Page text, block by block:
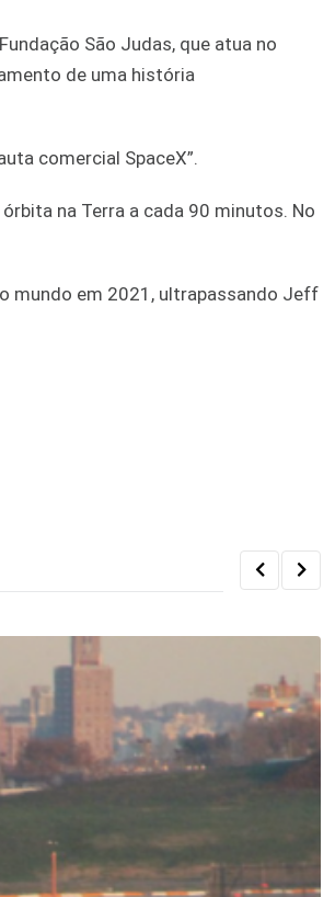
São Judas, que atua no
de uma história
comercial SpaceX”.
na Terra a cada 90 minutos. No
mundo em 2021, ultrapassando Jeff